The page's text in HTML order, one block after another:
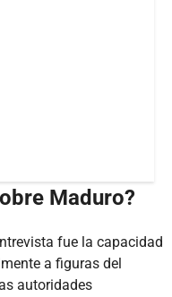
Maduro?
fue la capacidad
a figuras del
autoridades